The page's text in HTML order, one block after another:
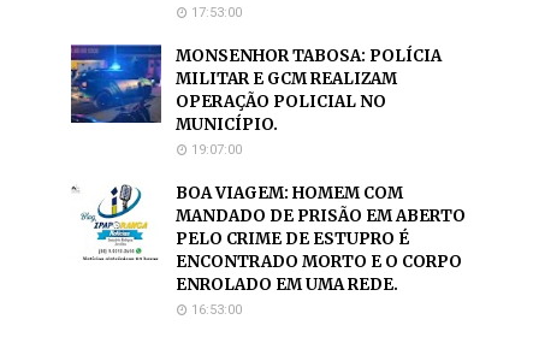
17:53:00
MONSENHOR TABOSA: POLÍCIA
MILITAR E GCM REALIZAM
OPERAÇÃO POLICIAL NO
MUNICÍPIO.
19:07:00
BOA VIAGEM: HOMEM COM
MANDADO DE PRISÃO EM ABERTO
PELO CRIME DE ESTUPRO É
ENCONTRADO MORTO E O CORPO
ENROLADO EM UMA REDE.
16:53:00